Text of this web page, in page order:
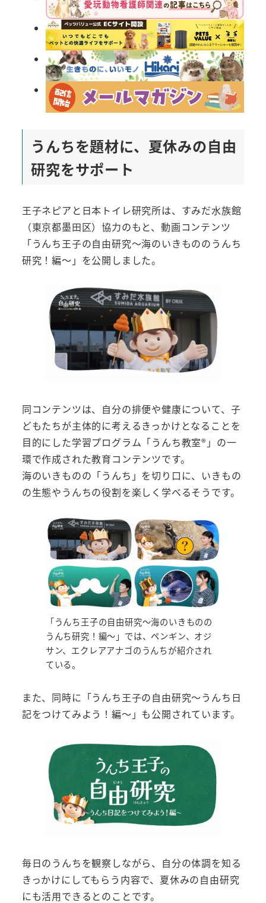
うんちを題材に、夏休みの自由
研究をサポート
王子ネピアと日本トイレ研究所は、すみだ水族館
（東京都墨田区）協力のもと、動画コンテンツ
「うんち王子の自由研究～海のいきもののうんち
研究！編～」を公開しました。
同コンテンツは、自分の排便や健康について、子
どもたちが主体的に考えるきっかけとなることを
目的にした学習プログラム「うんち教室®」の一
環で作成された教育コンテンツです。
海のいきものの「うんち」を切り口に、いきもの
の生態やうんちの役割を楽しく学べるそうです。
「うんち王子の自由研究～海のいきものの
うんち研究！編～」では、ペンギン、オジ
サン、エクレアアナゴのうんちが紹介され
ている。
また、同時に「うんち王子の自由研究～うんち日
記をつけてみよう！編～」も公開されています。
毎日のうんちを観察しながら、自分の体調を知る
きっかけにしてもらう内容で、夏休みの自由研究
にも活用できるとのことです。